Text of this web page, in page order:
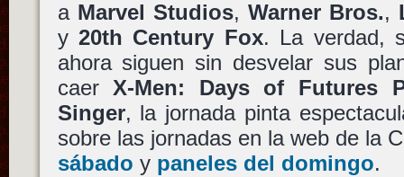
a Marvel Studios, Warner Bros.,
y 20th Century Fox. La verdad,
ahora siguen sin desvelar sus
caer X-Men: Days of Futures
Singer, la jornada pinta
sobre las jornadas en la web de la
sábado y paneles del domingo.